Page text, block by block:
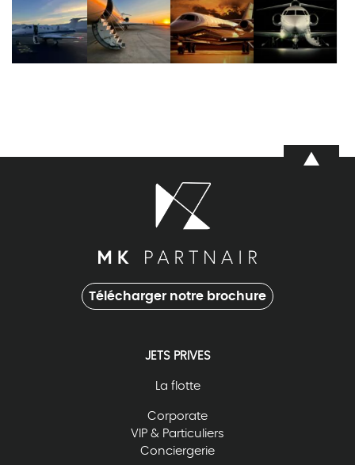
Télécharger notre brochure
JETS PRIVES
La flotte
Corporate
VIP & Particuliers
Conciergerie